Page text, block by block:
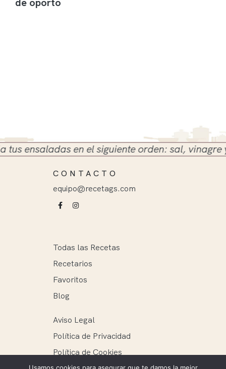
en el siguiente orden: sal, vinagre y
CONTACTO
equipo@recetags.com
Todas las Recetas
Recetarios
Favoritos
Blog
Aviso Legal
Política de Privacidad
Política de Cookies